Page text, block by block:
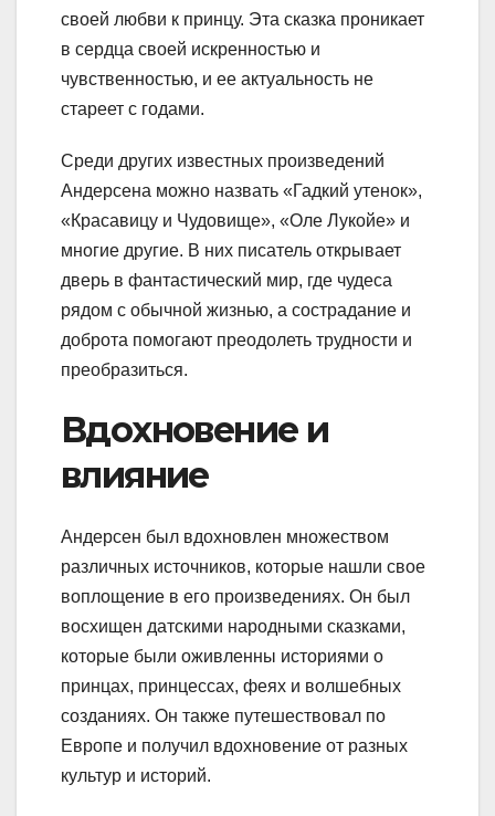
своей любви к принцу. Эта сказка проникает
в сердца своей искренностью и
чувственностью, и ее актуальность не
стареет с годами.
Среди других известных произведений
Андерсена можно назвать «Гадкий утенок»,
«Красавицу и Чудовище», «Оле Лукойе» и
многие другие. В них писатель открывает
дверь в фантастический мир, где чудеса
рядом с обычной жизнью, а сострадание и
доброта помогают преодолеть трудности и
преобразиться.
Вдохновение и
влияние
Андерсен был вдохновлен множеством
различных источников, которые нашли свое
воплощение в его произведениях. Он был
восхищен датскими народными сказками,
которые были оживленны историями о
принцах, принцессах, феях и волшебных
созданиях. Он также путешествовал по
Европе и получил вдохновение от разных
культур и историй.